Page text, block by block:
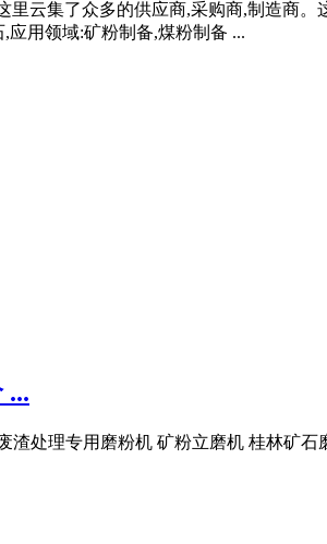
云集了众多的供应商,采购商,制造商
应用领域:矿粉制备,煤粉制备 ...
...
处理专用磨粉机 矿粉立磨机 桂林矿